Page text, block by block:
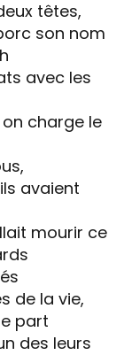
têtes,
son nom
avec les
charge le
avaient
mourir ce
de la vie,
part
des leurs